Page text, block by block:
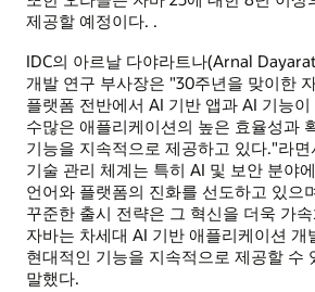
제공할 예정이다. .
IDC의 아르날 다야라트나(Arnal
개발 연구 부사장은 "30주년을 맞이한
플랫폼 전반에서 AI 기반 앱과 AI 기능
수많은 애플리케이션의 높은 효율성과
기능을 지속적으로 제공하고 있다."라
기술 관리 체계는 특히 AI 및 보안 분야
언어와 플랫폼의 진화를 선도하고 있으
꾸준한 출시 전략은 그 혁신을 더욱 가
자바는 차세대 AI 기반 애플리케이션 개
현대적인 기능을 지속적으로 제공할 수
말했다.